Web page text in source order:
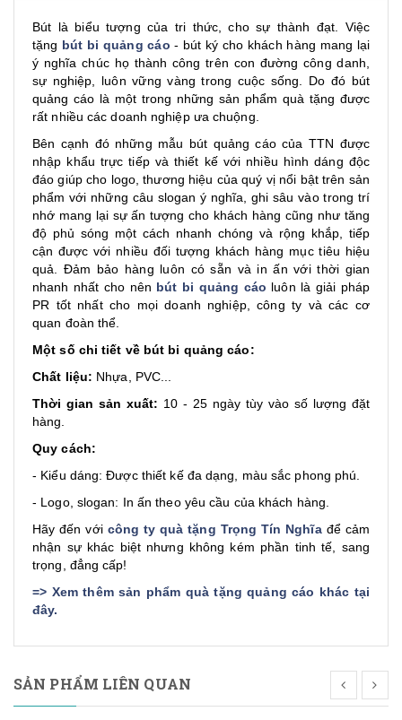
Bút là biểu tượng của tri thức, cho sự thành đạt. Việc
tặng bút bi quảng cáo - bút ký cho khách hàng mang lại
ý nghĩa chúc họ thành công trên con đường công danh,
sự nghiệp, luôn vững vàng trong cuộc sống. Do đó bút
quảng cáo là một trong những sản phẩm quà tặng được
rất nhiều các doanh nghiệp ưa chuộng.
Bên cạnh đó những mẫu bút quảng cáo của TTN được
nhập khẩu trực tiếp và thiết kế với nhiều hình dáng độc
đáo giúp cho logo, thương hiệu của quý vị nổi bật trên sản
phẩm với những câu slogan ý nghĩa, ghi sâu vào trong trí
nhớ mang lại sự ấn tượng cho khách hàng cũng như tăng
độ phủ sóng một cách nhanh chóng và rộng khắp, tiếp
cận được với nhiều đối tượng khách hàng mục tiêu hiệu
quả. Đảm bảo hàng luôn có sẵn và in ấn với thời gian
nhanh nhất cho nên bút bi quảng cáo luôn là giải pháp
PR tốt nhất cho mọi doanh nghiệp, công ty và các cơ
quan đoàn thể.
Một số chi tiết về bút bi quảng cáo:
Chất liệu: Nhựa, PVC...
Thời gian sản xuất: 10 - 25 ngày tùy vào số lượng đặt
hàng.
Quy cách:
- Kiểu dáng: Được thiết kế đa dạng, màu sắc phong phú.
- Logo, slogan: In ấn theo yêu cầu của khách hàng.
Hãy đến với công ty quà tặng Trọng Tín Nghĩađể cảm
nhận sự khác biệt nhưng không kém phần tinh tế, sang
trọng, đẳng cấp!
=> Xem thêm sản phẩm quà tặng quảng cáo khác tại
đây.
SẢN PHẨM LIÊN QUAN